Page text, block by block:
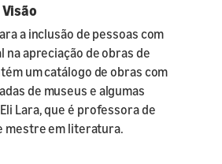
a inclusão de pessoas com
na apreciação de obras de
um catálogo de obras com
de museus e algumas
Lara, que é professora de
mestre em literatura.